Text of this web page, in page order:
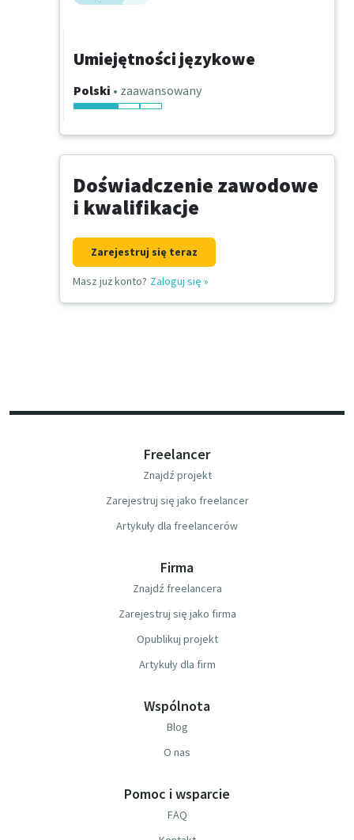
Umiejętności językowe
Polski • zaawansowany
Doświadczenie zawodowe
i kwalifikacje
Zarejestruj się teraz
Masz już konto? Zaloguj się »
Freelancer
Znajdź projekt
Zarejestruj się jako freelancer
Artykuły dla freelancerów
Firma
Znajdź freelancera
Zarejestruj się jako firma
Opublikuj projekt
Artykuły dla firm
Wspólnota
Blog
O nas
Pomoc i wsparcie
FAQ